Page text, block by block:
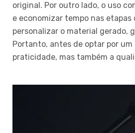
original. Por outro lado, o uso
e economizar tempo nas
personalizar o material gerado,
Portanto, antes de optar por
praticidade, mas também a